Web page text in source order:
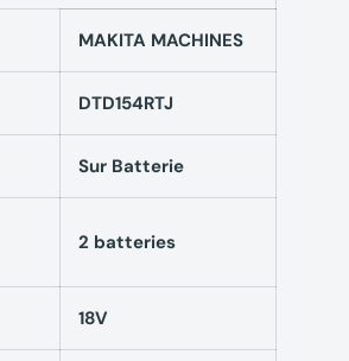
moyenne 45 min.
fournies 2
Li-Ion 1,5 à 5 Ah
MAKITA MACHINES
DTD154RTJ
Sur Batterie
2 batteries
18V